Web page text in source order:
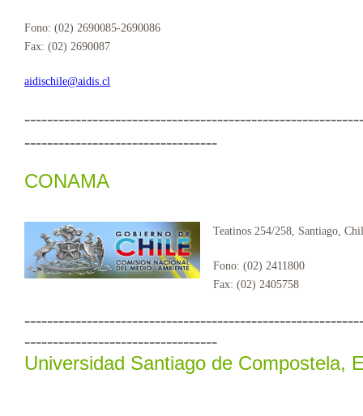
Fono: (02) 2690085-2690086
Fax: (02) 2690087
aidischile@aidis.cl
----------------------------------
CONAMA
Teatinos 254/258, Santiago,
Fono: (02) 2411800
Fax: (02) 2405758
----------------------------------
Universidad Santiago de Compostela,